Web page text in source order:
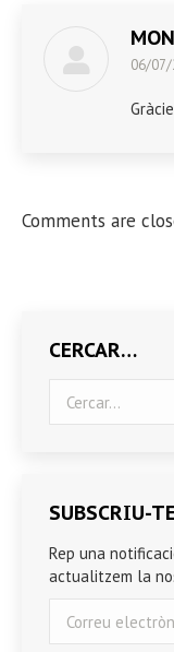
says:
06/07/
Comments are
CERCAR…
SUBSCRIU-
Rep una
actualitzem la
electrònic